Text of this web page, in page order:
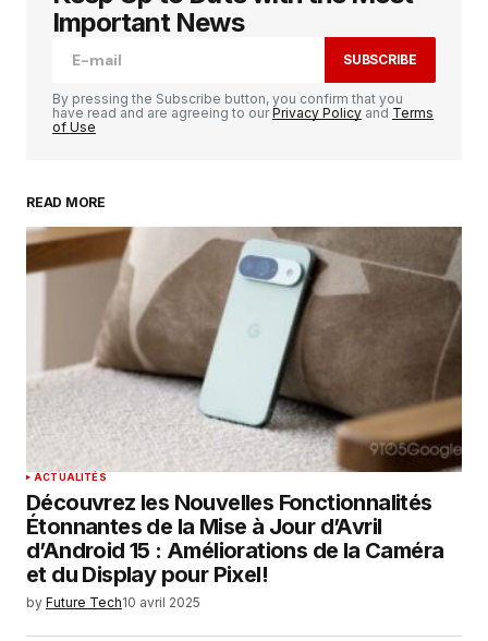
champs obligatoires sont indiqués avec
Your Name
Your E-mail *
Enregistrer mon nom, mon e-mail et mon
site dans le navigateur pour mon prochain
commentaire.
SUBMIT COMMENT
Important News
SUBSCRIBE
By pressing the Subscribe button, you confirm that you
have read and are agreeing to ourPrivacy Policy and Terms
of Use
READ MORE
ACTUALITÉS
Découvrez les Nouvelles Fonctionnalités
Étonnantes de la Mise à Jour d’Avril
d’Android 15 : Améliorations de la Caméra
et du Display pour Pixel!
by Future Tech10 avril 2025